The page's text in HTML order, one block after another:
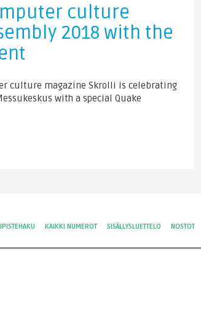
culture
2018 with the
culture magazine Skrolli is celebrating
with a special Quake
KAIKKI NUMEROT SISÄLLYSLUETTELO NOSTOT